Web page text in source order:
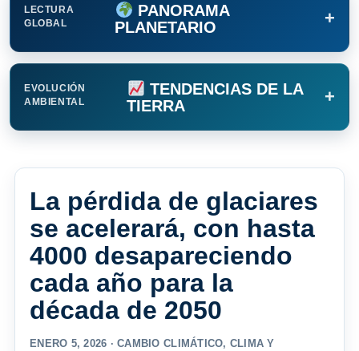
LECTURA
GLOBAL
PANORAMA
PLANETARIO
+
EVOLUCIÓN
AMBIENTAL
TENDENCIAS DE LA
TIERRA
+
La pérdida de glaciares
se acelerará, con hasta
4000 desapareciendo
cada año para la
década de 2050
ENERO 5, 2026 ·CAMBIO CLIMÁTICO, CLIMA Y